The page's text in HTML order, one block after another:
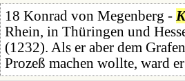
18 Konrad von Megenberg -
Rhein, in Thüringen und
(1232). Als er aber dem
Prozeß machen wollte, ward